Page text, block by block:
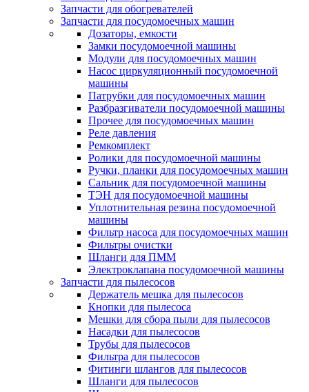
Запчасти для обогревателей
Запчасти для посудомоечных машин
Дозаторы, емкости
Замки посудомоечной машины
Модули для посудомоечных машин
Насос циркуляционный посудомоечной
машины
Патрубки для посудомоечных машин
Разбразгиватели посудомоечной машины
Прочее для посудомоечных машин
Реле давления
Ремкомплект
Ролики для посудомоечной машины
Ручки, планки для посудомоечных машин
Сальник для посудомоечной машины
ТЭН для посудомоечной машины
Уплотнительная резина посудомоечной
машины
Фильтр насоса для посудомоечных машин
Фильтры очистки
Шланги для ПММ
Электроклапана посудомоечной машины
Запчасти для пылесосов
Держатель мешка для пылесосов
Кнопки для пылесоса
Мешки для сбора пыли для пылесосов
Насадки для пылесосов
Трубы для пылесосов
Фильтра для пылесосов
Фитинги шлангов для пылесосов
Шланги для пылесосов